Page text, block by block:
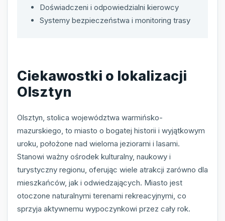
Doświadczeni i odpowiedzialni kierowcy
Systemy bezpieczeństwa i monitoring trasy
Ciekawostki o lokalizacji
Olsztyn
Olsztyn, stolica województwa warmińsko-
mazurskiego, to miasto o bogatej historii i wyjątkowym
uroku, położone nad wieloma jeziorami i lasami.
Stanowi ważny ośrodek kulturalny, naukowy i
turystyczny regionu, oferując wiele atrakcji zarówno dla
mieszkańców, jak i odwiedzających. Miasto jest
otoczone naturalnymi terenami rekreacyjnymi, co
sprzyja aktywnemu wypoczynkowi przez cały rok.